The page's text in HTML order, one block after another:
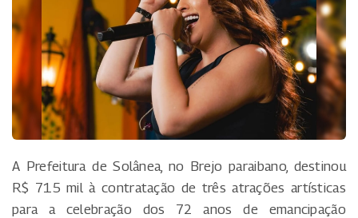
A Prefeitura de Solânea, no Brejo paraibano, destinou
R$ 715 mil à contratação de três atrações artísticas
para a celebração dos 72 anos de emancipação